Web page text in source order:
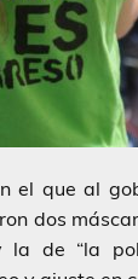
el que al
dos
la de “la